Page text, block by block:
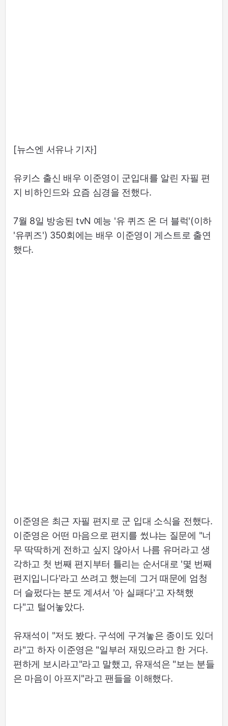
[뉴스엔 서유나 기자]
유키스 출신 배우 이준영이 군입대를 알린 자필 편
지 비하인드와 요즘 심경을 전했다.
7월 8일 방송된 tvN 예능 '유 퀴즈 온 더 블럭'(이하
'유퀴즈') 350회에는 배우 이준영이 게스트로 출연
했다.
이준영은 최근 자필 편지로 군 입대 소식을 전했다.
이준영은 어떤 마음으로 편지를 썼냐는 질문에 "너
무 딱딱하게 전하고 싶지 않아서 나름 유머라고 생
각하고 첫 번째 편지부터 틀리는 순서대로 '몇 번째
편지입니다'라고 쓰려고 했는데 그거 때문에 엄청
더 슬펐다는 분도 계셔서 '아 실패다'고 자책했
다"고 털어놓았다.
유재석이 "저도 봤다. 구석에 구겨놓은 종이도 있더
라"고 하자 이준영은 "일부러 재밌으라고 한 거다.
편하게 보시라고"라고 말했고, 유재석은 "보는 분들
은 마음이 아프지"라고 팬들을 이해했다.